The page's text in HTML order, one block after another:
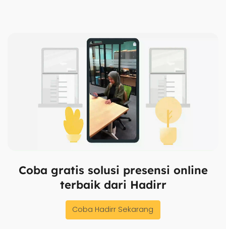
Coba gratis solusi presensi online
terbaik dari Hadirr
Coba Hadirr Sekarang